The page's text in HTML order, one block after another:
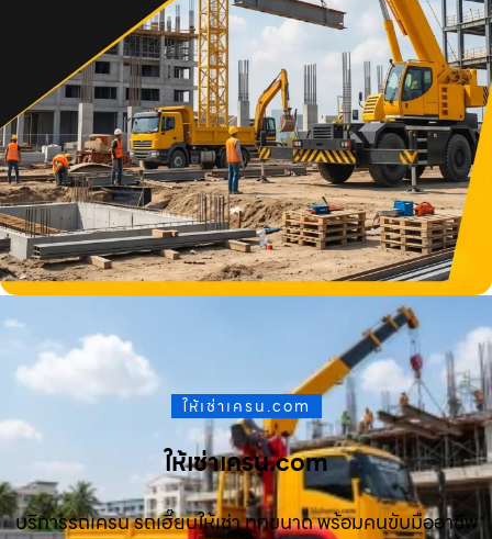
ให้เช่าเครน.com
ให้เช่าเครน.com
บริการรถเครน รถเฮี๊ยบให้เช่า ทุกขนาด พร้อมคนขับมืออาชีพ